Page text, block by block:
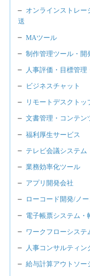
オンラインストレー
送
MAツール
制作管理ツール・開
人事評価・目標管
ビジネスチャット
リモートデスクト
文書管理・コンテン
福利厚生サービス
テレビ会議システム
業務効率化ツール
アプリ開発会社
ローコード開発/ノ
電子帳票システム・
ワークフローシステ
人事コンサルティン
給与計算アウトソー